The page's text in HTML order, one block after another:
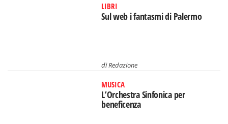
LIBRI
Sul web i fantasmi di Palermo
diRedazione
MUSICA
L’Orchestra Sinfonica per
beneficenza